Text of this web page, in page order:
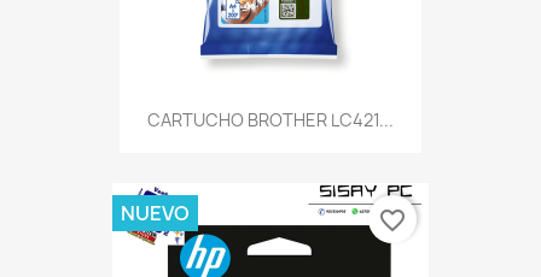
CARTUCHO BROTHER LC421...
NUEVO favorite_border